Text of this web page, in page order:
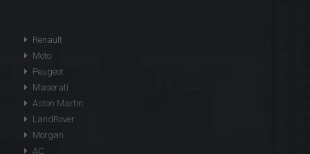
Renault
Moto
Peugeot
Maserati
Aston Martin
LandRover
Morgan
AC